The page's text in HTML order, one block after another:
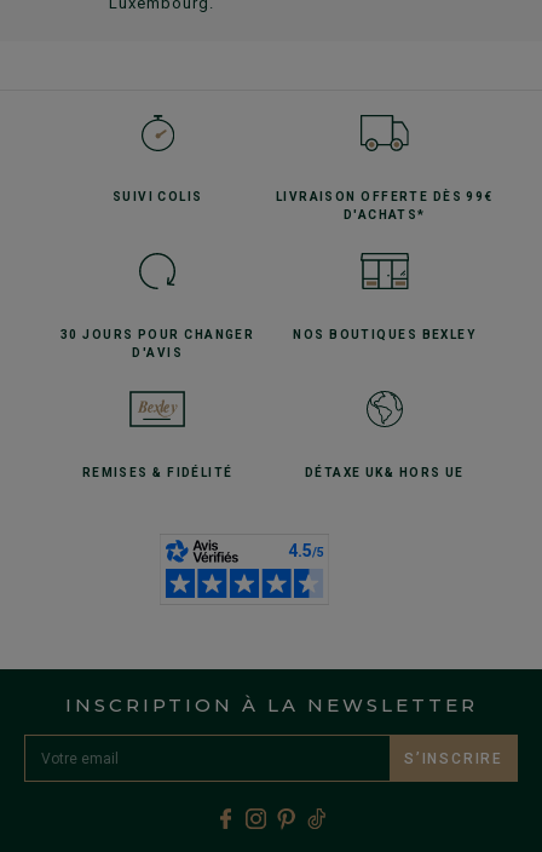
SUIVICOLIS LIVRAISON OFFERTE
DÈS 99€
D'ACHATS*
30 JOURS POURCHANGER
D'AVIS
NOS BOUTIQUES BEXLEY
REMISES& FIDÉLITÉ DÉTAXE UK& HORS UE
INSCRIPTION À LA NEWSLETTER
S’INSCRIRE